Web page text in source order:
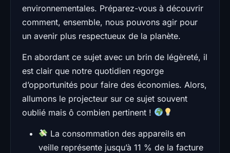
environnementales. Préparez-vous à découvrir
comment, ensemble, nous pouvons agir pour
un avenir plus respectueux de la planète.
En abordant ce sujet avec un brin de légèreté, il
est clair que notre quotidien regorge
d’opportunités pour faire des économies. Alors,
allumons le projecteur sur ce sujet souvent
oublié mais ô combien pertinent !
La consommation des appareils en
veille représente jusqu’à 11 % de la facture